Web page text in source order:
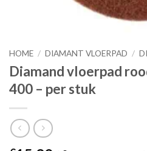
HOME / DIAMANT VLOERPAD /
Diamand vloerpad
400 – per stuk